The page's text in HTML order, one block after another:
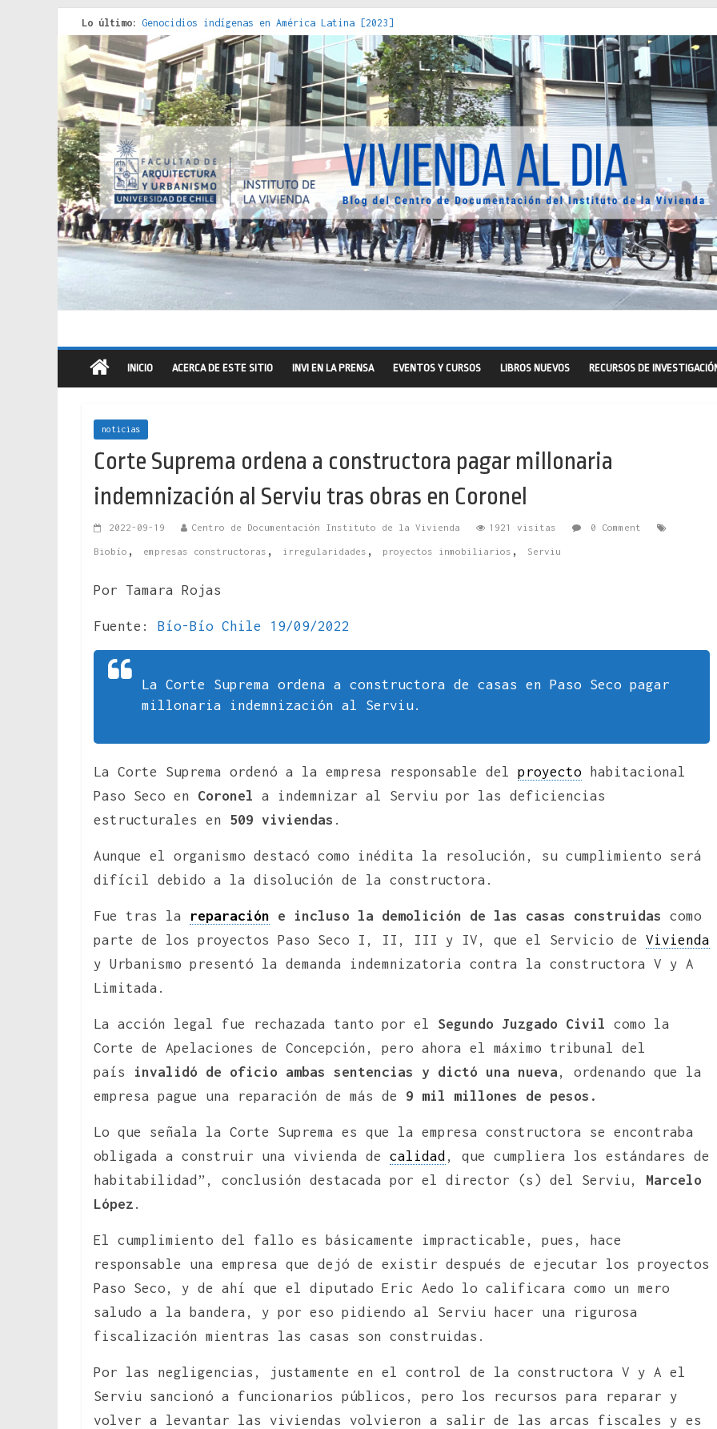
Lo último: Genocidios indígenas en América Latina [2023]
Estudios sobre la espacialización de los Estados : políticas, prácticas y representaciones [2022]
Donde el pedernal choca con el acero : hacia una teoría crítica de las fronteras latinoamericanas
Criterios técnicos para una vivienda adecuada [2019]
Red de consultorios de la Caja del Seguro Obrero en Santiago : un patrimonio emblemático [2014]
INICIO ACERCA DE ESTE SITIO INVI EN LA PRENSA EVENTOS Y CURSOS LIBROS NUEVOS RECURSOS DE
noticias
Corte Suprema ordena a constructora pagar millonaria
indemnización al Serviu tras obras en Coronel
2022-09-19 Centro de Documentación Instituto de la Vivienda 1921 visitas 0 Comment
Biobío , empresas constructoras , irregularidades , proyectos inmobiliarios , Serviu
Por Tamara Rojas
Fuente: Bío-Bío Chile 19/09/2022
La Corte Suprema ordena a constructora de casas en Paso Seco pagar
millonaria indemnización al Serviu.
La Corte Suprema ordenó a la empresa responsable del proyecto habitacional
Paso Seco en Coronel a indemnizar al Serviu por las deficiencias
estructurales en 509 viviendas .
Aunque el organismo destacó como inédita la resolución, su cumplimiento será
difícil debido a la disolución de la constructora.
Fue tras la reparación e incluso la demolición de las casas construidas como
parte de los proyectos Paso Seco I, II, III y IV, que el Servicio de Vivienda
y Urbanismo presentó la demanda indemnizatoria contra la constructora V y A
Limitada.
La acción legal fue rechazada tanto por el Segundo Juzgado Civil como la
Corte de Apelaciones de Concepción, pero ahora el máximo tribunal del
país invalidó de oficio ambas sentencias y dictó una nueva , ordenando que la
empresa pague una reparación de más de 9 mil millones de pesos.
Lo que señala la Corte Suprema es que la empresa constructora se encontraba
obligada a construir una vivienda de calidad , que cumpliera los estándares de
habitabilidad”, conclusión destacada por el director (s) del Serviu, Marcelo
López .
El cumplimiento del fallo es básicamente impracticable, pues, hace
responsable una empresa que dejó de existir después de ejecutar los proyectos
Paso Seco, y de ahí que el diputado Eric Aedo lo calificara como un mero
saludo a la bandera, y por eso pidiendo al Serviu hacer una rigurosa
fiscalización mientras las casas son construidas.
Por las negligencias, justamente en el control de la constructora V y A el
Serviu sancionó a funcionarios públicos, pero los recursos para reparar y
volver a levantar las viviendas volvieron a salir de las arcas fiscales y es